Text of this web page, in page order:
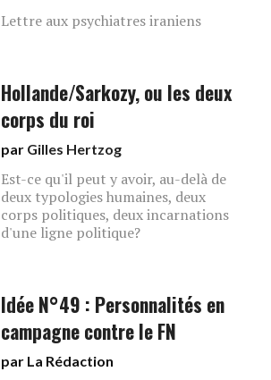
Lettre aux psychiatres iraniens
Hollande/Sarkozy, ou les deux
corps du roi
par Gilles Hertzog
Est-ce qu'il peut y avoir, au-delà de
deux typologies humaines, deux
corps politiques, deux incarnations
d'une ligne politique?
Idée N°49 : Personnalités en
campagne contre le FN
par La Rédaction